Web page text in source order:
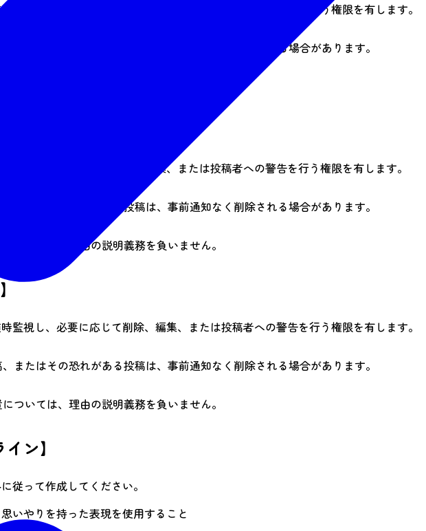
監視し、必要に応じて削除、編集、または投稿者への警告を行う権限を有します。
またはその恐れがある投稿は、事前通知なく削除される場合があります。
ついては、理由の説明義務を負いません。
視し、必要に応じて削除、編集、または投稿者への警告を行う権限を有します。
またはその恐れがある投稿は、事前通知なく削除される場合があります。
ついては、理由の説明義務を負いません。
監視し、必要に応じて削除、編集、または投稿者への警告を行う権限を有します。
またはその恐れがある投稿は、事前通知なく削除される場合があります。
ついては、理由の説明義務を負いません。
ン】
従って作成してください。
いやりを持った表現を使用すること